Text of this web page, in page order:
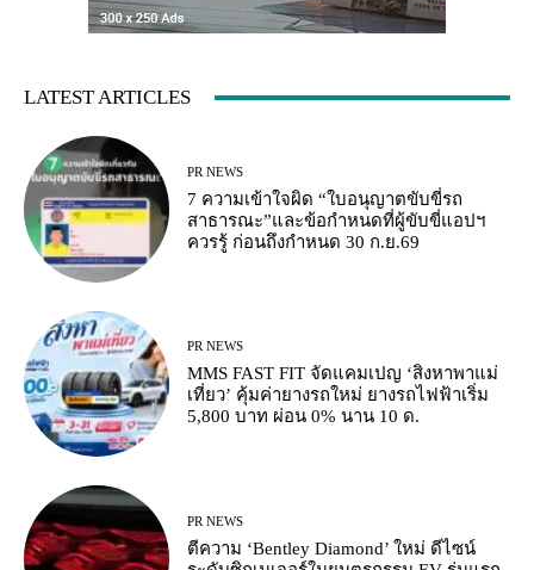
LATEST ARTICLES
PR NEWS
7 ความเข้าใจผิด “ใบอนุญาตขับขี่รถ
สาธารณะ”และข้อกำหนดที่ผู้ขับขี่แอปฯ
ควรรู้ ก่อนถึงกำหนด 30 ก.ย.69
PR NEWS
MMS FAST FIT จัดแคมเปญ ‘สิงหาพาแม่
เที่ยว’ คุ้มค่ายางรถใหม่ ยางรถไฟฟ้าเริ่ม
5,800 บาท ผ่อน 0% นาน 10 ด.
PR NEWS
ตีความ ‘Bentley Diamond’ ใหม่ ดีไซน์